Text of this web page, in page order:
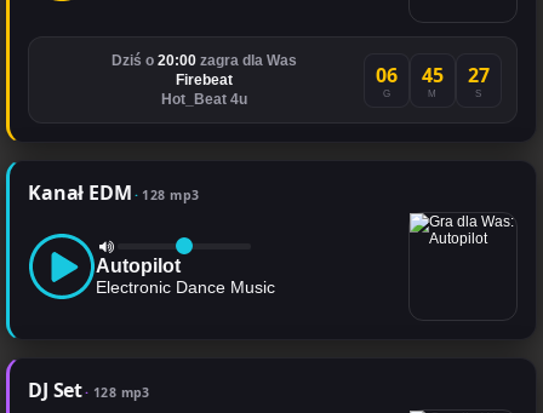
Dziś o 20:00zagra dla Was
Firebeat
Hot_Beat 4u
06
G
45
M
27
S
Kanał EDM 128 mp3
Autopilot
Electronic Dance Music
DJ Set 128 mp3